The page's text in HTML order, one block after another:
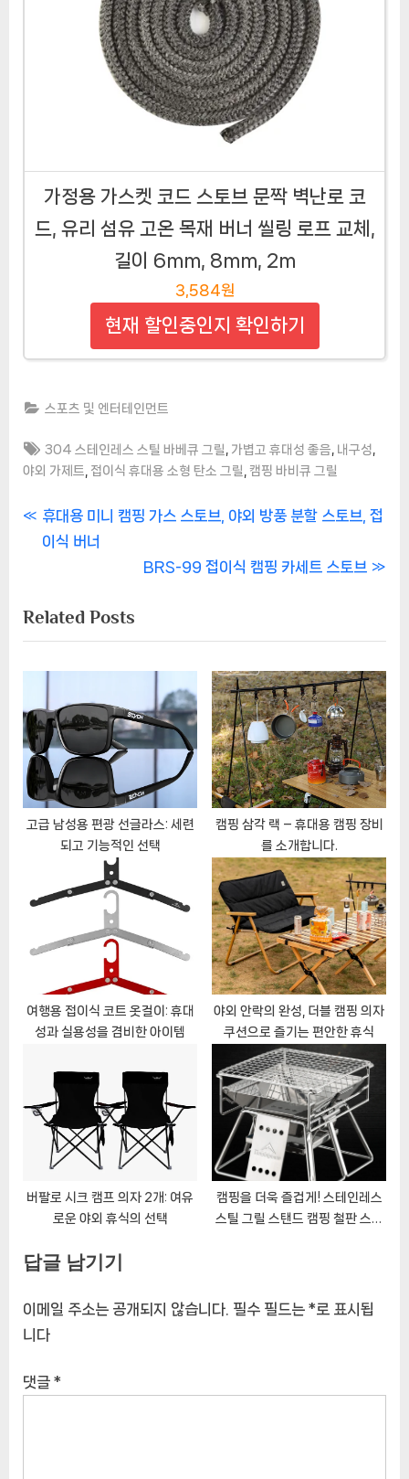
가정용 가스켓 코드 스토브 문짝 벽난로 코
드, 유리 섬유 고온 목재 버너 씰링 로프 교체,
길이 6mm, 8mm, 2m
3,584원
현재 할인중인지 확인하기
스포츠 및 엔터테인먼트
Tags:
304 스테인레스 스틸 바베큐 그릴 가볍고 휴대성 좋음 내구성
야외 가제트 접이식 휴대용 소형 탄소 그릴 캠핑 바비큐 그릴
글P
r
i
o
u
P
o
s
t
:
휴대용 미니 캠핑 가스 스토브, 야외 방풍 분할 스토브, 접
이식 버너
N
t
P
s
t
BRS-99 접이식 캠핑 카세트 스토브
Related Posts
고급 남성용 편광 선글라스: 세련
되고 기능적인 선택
캠핑 삼각 랙 – 휴대용 캠핑 장비
를 소개합니다.
여행용 접이식 코트 옷걸이: 휴대
성과 실용성을 겸비한 아이템
야외 안락의 완성, 더블 캠핑 의자
쿠션으로 즐기는 편안한 휴식
버팔로 시크 캠프 의자 2개: 여유
로운 야외 휴식의 선택
캠핑을 더욱 즐겁게! 스테인레스
스틸 그릴 스탠드 캠핑 철판 스크
답글 남기기
이메일 주소는 공개되지 않습니다. 필수 필드는 *로 표시됩
니다
댓글 *